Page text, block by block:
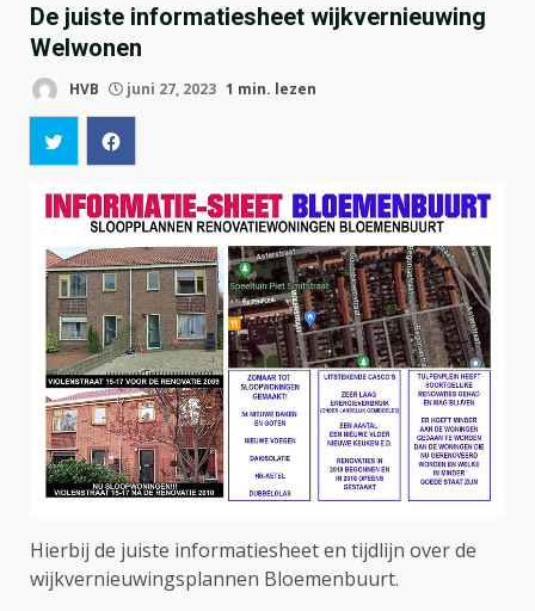
De juiste informatiesheet wijkvernieuwing
Welwonen
HVB juni 27, 2023 1 min. lezen
Hierbij de juiste informatiesheet en tijdlijn over de
wijkvernieuwingsplannen Bloemenbuurt.